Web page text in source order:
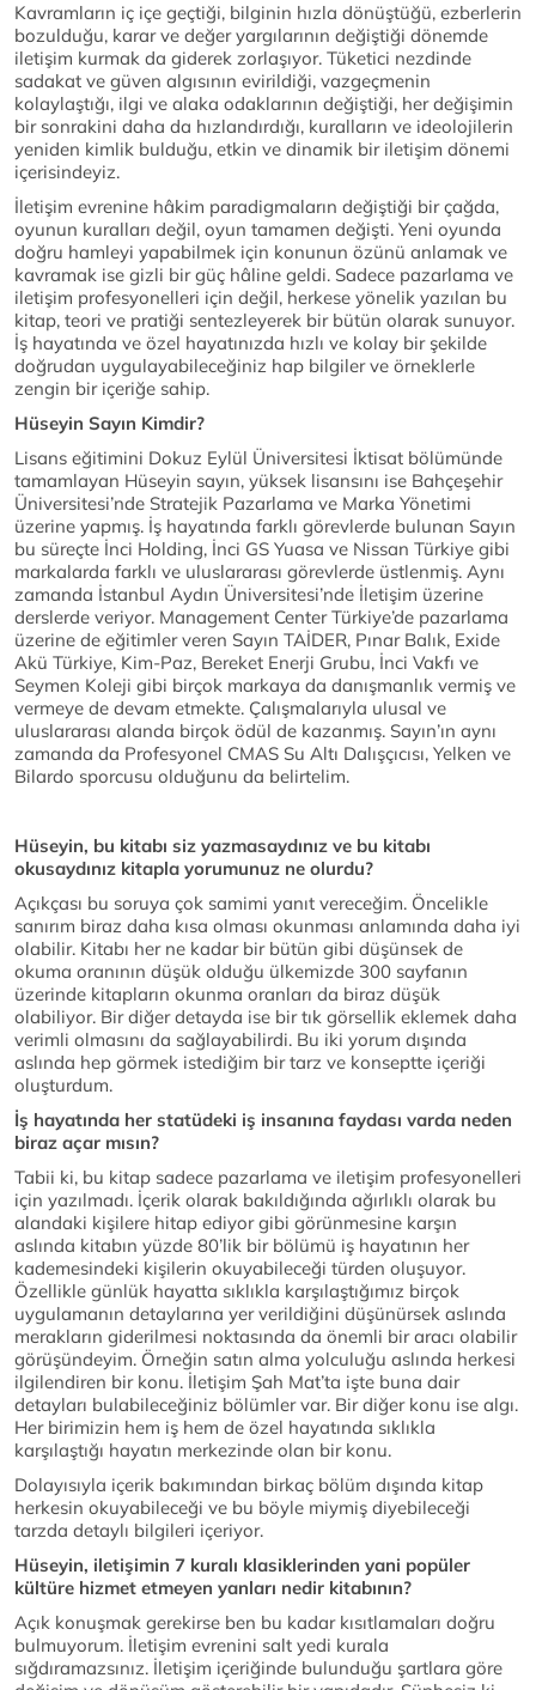
Kavramların iç içe geçtiği, bilginin hızla dönüştüğü, ezberlerin
bozulduğu, karar ve değer yargılarının değiştiği dönemde
iletişim kurmak da giderek zorlaşıyor. Tüketici nezdinde
sadakat ve güven algısının evirildiği, vazgeçmenin
kolaylaştığı, ilgi ve alaka odaklarının değiştiği, her değişimin
bir sonrakini daha da hızlandırdığı, kuralların ve ideolojilerin
yeniden kimlik bulduğu, etkin ve dinamik bir iletişim dönemi
içerisindeyiz.
İletişim evrenine hâkim paradigmaların değiştiği bir çağda,
oyunun kuralları değil, oyun tamamen değişti. Yeni oyunda
doğru hamleyi yapabilmek için konunun özünü anlamak ve
kavramak ise gizli bir güç hâline geldi. Sadece pazarlama ve
iletişim profesyonelleri için değil, herkese yönelik yazılan bu
kitap, teori ve pratiği sentezleyerek bir bütün olarak sunuyor.
İş hayatında ve özel hayatınızda hızlı ve kolay bir şekilde
doğrudan uygulayabileceğiniz hap bilgiler ve örneklerle
zengin bir içeriğe sahip.
Hüseyin Sayın Kimdir?
Lisans eğitimini Dokuz Eylül Üniversitesi İktisat bölümünde
tamamlayan Hüseyin sayın, yüksek lisansını ise Bahçeşehir
Üniversitesi’nde Stratejik Pazarlama ve Marka Yönetimi
üzerine yapmış. İş hayatında farklı görevlerde bulunan Sayın
bu süreçte İnci Holding, İnci GS Yuasa ve Nissan Türkiye gibi
markalarda farklı ve uluslararası görevlerde üstlenmiş. Aynı
zamanda İstanbul Aydın Üniversitesi’nde İletişim üzerine
derslerde veriyor. Management Center Türkiye’de pazarlama
üzerine de eğitimler veren Sayın TAİDER, Pınar Balık, Exide
Akü Türkiye, Kim-Paz, Bereket Enerji Grubu, İnci Vakfı ve
Seymen Koleji gibi birçok markaya da danışmanlık vermiş ve
vermeye de devam etmekte. Çalışmalarıyla ulusal ve
uluslararası alanda birçok ödül de kazanmış. Sayın’ın aynı
zamanda da Profesyonel CMAS Su Altı Dalışçıcısı, Yelken ve
Bilardo sporcusu olduğunu da belirtelim.
Hüseyin, bu kitabı siz yazmasaydınız ve bu kitabı
okusaydınız kitapla yorumunuz ne olurdu?
Açıkçası bu soruya çok samimi yanıt vereceğim. Öncelikle
sanırım biraz daha kısa olması okunması anlamında daha iyi
olabilir. Kitabı her ne kadar bir bütün gibi düşünsek de
okuma oranının düşük olduğu ülkemizde 300 sayfanın
üzerinde kitapların okunma oranları da biraz düşük
olabiliyor. Bir diğer detayda ise bir tık görsellik eklemek daha
verimli olmasını da sağlayabilirdi. Bu iki yorum dışında
aslında hep görmek istediğim bir tarz ve konseptte içeriği
oluşturdum.
İş hayatında her statüdeki iş insanına faydası varda neden
biraz açar mısın?
Tabii ki, bu kitap sadece pazarlama ve iletişim profesyonelleri
için yazılmadı. İçerik olarak bakıldığında ağırlıklı olarak bu
alandaki kişilere hitap ediyor gibi görünmesine karşın
aslında kitabın yüzde 80’lik bir bölümü iş hayatının her
kademesindeki kişilerin okuyabileceği türden oluşuyor.
Özellikle günlük hayatta sıklıkla karşılaştığımız birçok
uygulamanın detaylarına yer verildiğini düşünürsek aslında
merakların giderilmesi noktasında da önemli bir aracı olabilir
görüşündeyim. Örneğin satın alma yolculuğu aslında herkesi
ilgilendiren bir konu. İletişim Şah Mat’ta işte buna dair
detayları bulabileceğiniz bölümler var. Bir diğer konu ise algı.
Her birimizin hem iş hem de özel hayatında sıklıkla
karşılaştığı hayatın merkezinde olan bir konu.
Dolayısıyla içerik bakımından birkaç bölüm dışında kitap
herkesin okuyabileceği ve bu böyle miymiş diyebileceği
tarzda detaylı bilgileri içeriyor.
Hüseyin, iletişimin 7 kuralı klasiklerinden yani popüler
kültüre hizmet etmeyen yanları nedir kitabının?
Açık konuşmak gerekirse ben bu kadar kısıtlamaları doğru
bulmuyorum. İletişim evrenini salt yedi kurala
sığdıramazsınız. İletişim içeriğinde bulunduğu şartlara göre